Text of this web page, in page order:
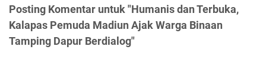
Posting Komentar untuk "Humanis dan Terbuka,
Kalapas Pemuda Madiun Ajak Warga Binaan
Tamping Dapur Berdialog"